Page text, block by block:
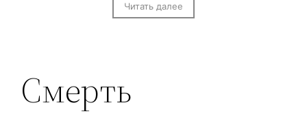
Читать далее
Смерть